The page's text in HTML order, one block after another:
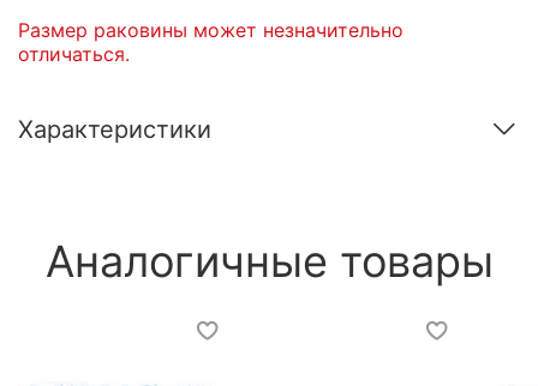
Размер раковины может незначительно
отличаться.
Характеристики
Аналогичные товары